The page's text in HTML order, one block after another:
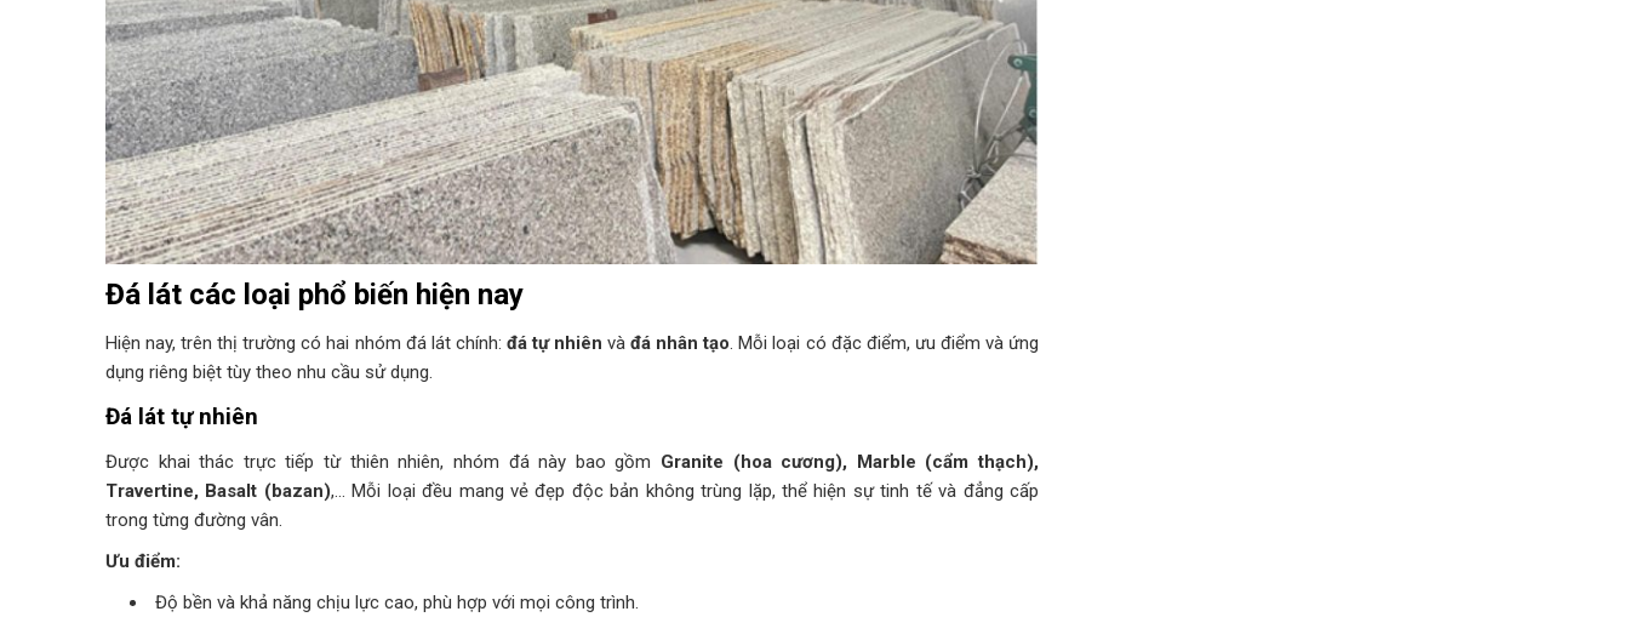
Đá lát các loại phổ biến hiện nay
Hiện nay, trên thị trường có hai nhóm đá lát chính: đá tự nhiên vàđá nhân tạo. Mỗi loại có đặc điểm, ưu điểm và ứng
dụng riêng biệt tùy theo nhu cầu sử dụng.
Đá lát tự nhiên
Được khai thác trực tiếp từ thiên nhiên, nhóm đá này bao gồm Granite (hoa cương), Marble (cẩm thạch),
Travertine, Basalt (bazan),… Mỗi loại đều mang vẻ đẹp độc bản không trùng lặp, thể hiện sự tinh tế và đẳng cấp
trong từng đường vân.
Ưu điểm:
Độ bền và khả năng chịu lực cao, phù hợp với mọi công trình.